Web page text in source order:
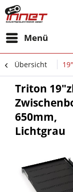
Menü
Übersicht
Triton
650mm,
Lichtgrau